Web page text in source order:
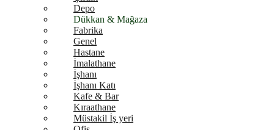
Depo
Dükkan & Mağaza
Fabrika
Genel
Hastane
İmalathane
İşhanı
İşhanı Katı
Kafe & Bar
Kıraathane
Müstakil İş yeri